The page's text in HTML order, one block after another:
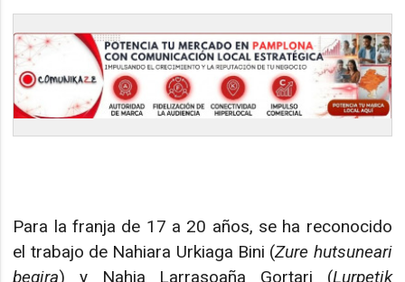
Para la franja de 17 a 20 años, se ha reconocido
el trabajo de Nahiara Urkiaga Bini (Zure hutsuneari
begira) y Nahia Larrasoaña Gortari (Lurpetik